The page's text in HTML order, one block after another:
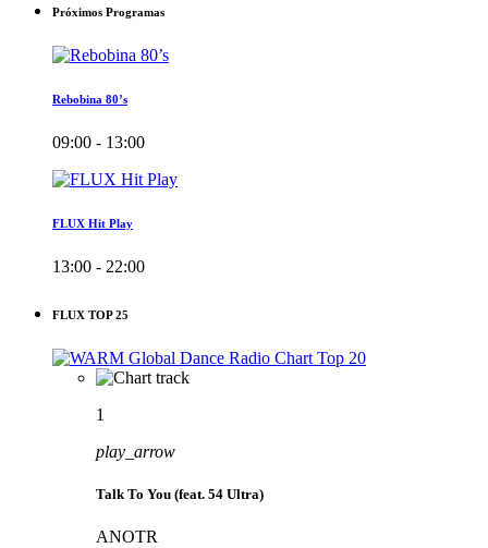
Próximos Programas
Rebobina 80’s
09:00 - 13:00
FLUX Hit Play
13:00 - 22:00
FLUX TOP 25
1
play_arrow
Talk To You (feat. 54 Ultra)
ANOTR